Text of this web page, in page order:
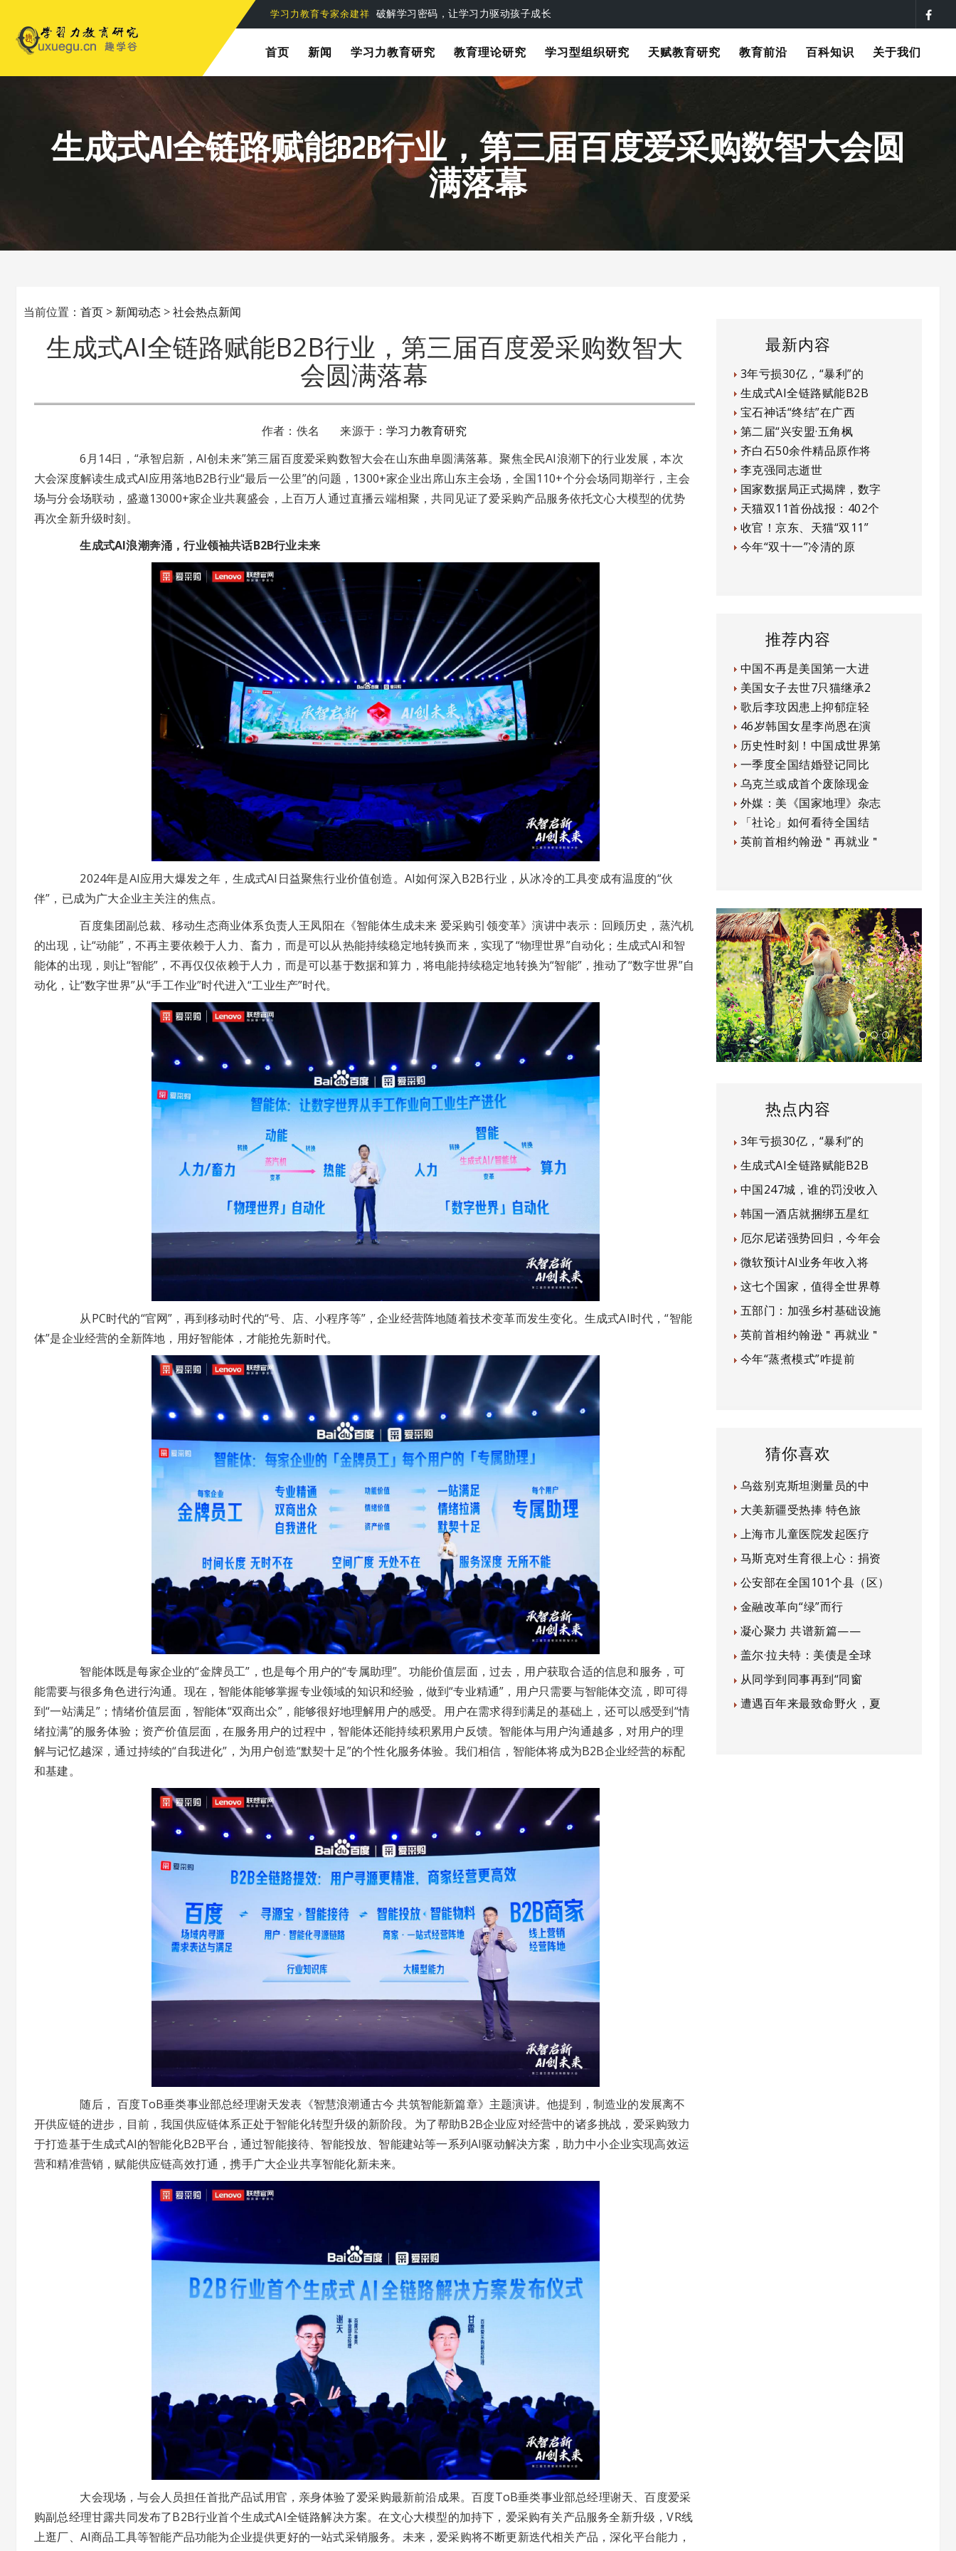
学习力六要素说 第一个基于实践的学习力教育理论
首页 新闻 学习力教育研究 教育理论研究 学习型组织研究 天赋教育研究 教育前沿 百科知识 关于我们
生成式AI全链路赋能B2B行业，第三届百度爱采购数智大会圆
满落幕
当前位置： 首页 > 新闻动态 >社会热点新闻
生成式AI全链路赋能B2B行业，第三届百度爱采购数智大
会圆满落幕
作者：佚名 来源于：学习力教育研究
6月14日，“承智启新，AI创未来”第三届百度爱采购数智大会在山东曲阜圆满落幕。聚焦全民AI浪潮下的行业发展，本次
大会深度解读生成式AI应用落地B2B行业“最后一公里”的问题，1300+家企业出席山东主会场，全国110+个分会场同期举行，主会
场与分会场联动，盛邀13000+家企业共襄盛会，上百万人通过直播云端相聚，共同见证了爱采购产品服务依托文心大模型的优势
再次全新升级时刻。
生成式AI浪潮奔涌，行业领袖共话B2B行业未来
2024年是AI应用大爆发之年，生成式AI日益聚焦行业价值创造。AI如何深入B2B行业，从冰冷的工具变成有温度的“伙
伴”，已成为广大企业主关注的焦点。
百度集团副总裁、移动生态商业体系负责人王凤阳在《智能体生成未来 爱采购引领变革》演讲中表示：回顾历史，蒸汽机
的出现，让“动能”，不再主要依赖于人力、畜力，而是可以从热能持续稳定地转换而来，实现了“物理世界”自动化；生成式AI和智
能体的出现，则让“智能”，不再仅仅依赖于人力，而是可以基于数据和算力，将电能持续稳定地转换为“智能”，推动了“数字世界”自
动化，让“数字世界”从“手工作业”时代进入“工业生产”时代。
从PC时代的“官网”，再到移动时代的“号、店、小程序等”，企业经营阵地随着技术变革而发生变化。生成式AI时代，“智能
体”是企业经营的全新阵地，用好智能体，才能抢先新时代。
智能体既是每家企业的“金牌员工”，也是每个用户的“专属助理”。功能价值层面，过去，用户获取合适的信息和服务，可
能需要与很多角色进行沟通。现在，智能体能够掌握专业领域的知识和经验，做到“专业精通”，用户只需要与智能体交流，即可得
到“一站满足”；情绪价值层面，智能体“双商出众”，能够很好地理解用户的感受。用户在需求得到满足的基础上，还可以感受到“情
绪拉满”的服务体验；资产价值层面，在服务用户的过程中，智能体还能持续积累用户反馈。智能体与用户沟通越多，对用户的理
解与记忆越深，通过持续的“自我进化”，为用户创造“默契十足”的个性化服务体验。我们相信，智能体将成为B2B企业经营的标配
和基建。
随后， 百度ToB垂类事业部总经理谢天发表《智慧浪潮通古今 共筑智能新篇章》主题演讲。他提到，制造业的发展离不
开供应链的进步，目前，我国供应链体系正处于智能化转型升级的新阶段。为了帮助B2B企业应对经营中的诸多挑战，爱采购致力
于打造基于生成式AI的智能化B2B平台，通过智能接待、智能投放、智能建站等一系列AI驱动解决方案，助力中小企业实现高效运
营和精准营销，赋能供应链高效打通，携手广大企业共享智能化新未来。
大会现场，与会人员担任首批产品试用官，亲身体验了爱采购最新前沿成果。百度ToB垂类事业部总经理谢天、百度爱采
购副总经理甘露共同发布了B2B行业首个生成式AI全链路解决方案。在文心大模型的加持下，爱采购有关产品服务全新升级，VR线
上逛厂、AI商品工具等智能产品功能为企业提供更好的一站式采销服务。未来，爱采购将不断更新迭代相关产品，深化平台能力，
最新内容
3年亏损30亿，“暴利”的
生成式AI全链路赋能B2B
宝石神话“终结”在广西
第二届“兴安盟·五角枫
齐白石50余件精品原作将
李克强同志逝世
国家数据局正式揭牌，数字
天猫双11首份战报：402个
收官！京东、天猫“双11”
今年“双十一”冷清的原
推荐内容
中国不再是美国第一大进
美国女子去世7只猫继承2
歌后李玟因患上抑郁症轻
46岁韩国女星李尚恩在演
历史性时刻！中国成世界第
一季度全国结婚登记同比
乌克兰或成首个废除现金
外媒：美《国家地理》杂志
「社论」如何看待全国结
英前首相约翰逊＂再就业＂
热点内容
3年亏损30亿，“暴利”的
生成式AI全链路赋能B2B
中国247城，谁的罚没收入
韩国一酒店就捆绑五星红
厄尔尼诺强势回归，今年会
微软预计AI业务年收入将
这七个国家，值得全世界尊
五部门：加强乡村基础设施
英前首相约翰逊＂再就业＂
今年“蒸煮模式”咋提前
猜你喜欢
乌兹别克斯坦测量员的中
大美新疆受热捧 特色旅
上海市儿童医院发起医疗
马斯克对生育很上心：捐资
公安部在全国101个县（区）
金融改革向“绿”而行
凝心聚力 共谱新篇——
盖尔·拉夫特：美债是全球
从同学到同事再到“同窗
遭遇百年来最致命野火，夏